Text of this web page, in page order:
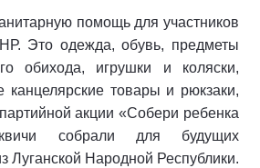
помощь для участников
Это одежда, обувь, предметы
обихода, игрушки и коляски,
канцелярские товары и рюкзаки,
акции «Собери ребенка
собрали для будущих
Луганской Народной Республики.